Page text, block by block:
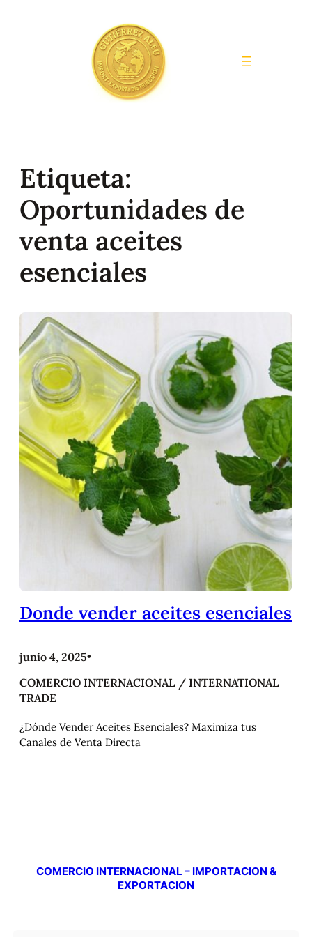
Etiqueta:
Oportunidades de
venta aceites
esenciales
Donde vender aceites esenciales
junio 4, 2025•
COMERCIO INTERNACIONAL / INTERNATIONAL
TRADE
¿Dónde Vender Aceites Esenciales? Maximiza tus
Canales de Venta Directa
COMERCIO INTERNACIONAL – IMPORTACION &
EXPORTACION